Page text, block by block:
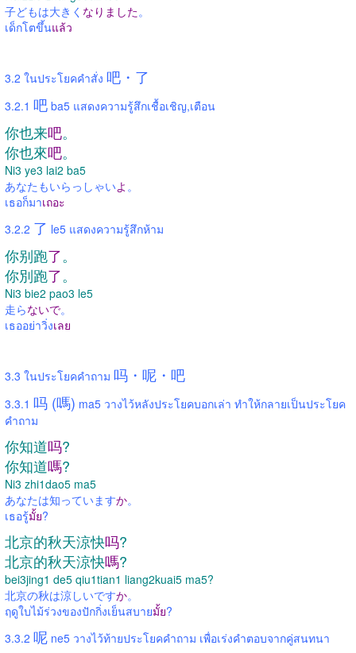
子どもは大きく なりました。
เด็กโตขึ้นแล้ว
3.2 ในประโยคคำสั่ง 吧・了
3.2.1 吧 ba5 แสดงความรู้สึกเชื้อเชิญ,เตือน
你也来吧。
你也來吧。
Ni3 ye3 lai2 ba5
あなたもいらっしゃいよ 。
เธอก็มาเถอะ
3.2.2 了 le5 แสดงความรู้สึกห้าม
你别跑了。
你別跑了。
Ni3 bie2 pao3 le5
走らないで。
เธออย่าวิ่งเลย
3.3 ในประโยคคำถาม 吗・呢・吧
3.3.1 吗 (嗎) ma5 วางไว้หลังประโยคบอกเล่า ทำให้กลายเป็นประโยค
คำถาม
你知道吗?
你知道嗎?
Ni3 zhi1dao5 ma5
あなたは知っていますか。
เธอรู้มั้ย?
北京的秋天涼快吗?
北京的秋天涼快嗎?
bei3jing1 de5 qiu1tian1 liang2kuai5 ma5?
北京の秋は涼しいですか。
ฤดูใบไม้ร่วงของปักกิ่งเย็นสบายมั้ย?
3.3.2 呢 ne5 วางไว้ท้ายประโยคคำถาม เพื่อเร่งคำตอบจากคู่สนทนา